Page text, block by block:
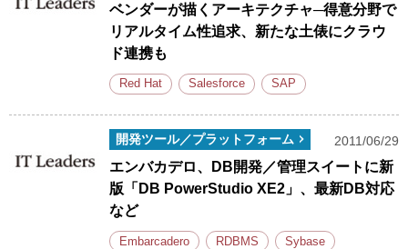
ベンダーが描くアーキテクチャ─得意分野で
リアルタイム性追求、新たな土俵にクラウ
ド連携も
Red Hat Salesforce SAP
開発ツール／プラットフォーム 2011/06/29
エンバカデロ、DB開発／管理スイートに新
版「DB PowerStudio XE2」、最新DB対応
など
Embarcadero RDBMS Sybase